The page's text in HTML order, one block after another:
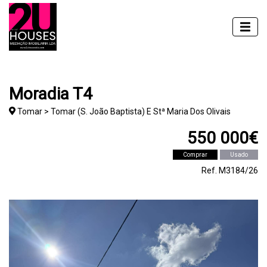
Moradia T4
Tomar > Tomar (S. João Baptista) E Stª Maria Dos Olivais
550 000€
Comprar Usado
Ref. M3184/26